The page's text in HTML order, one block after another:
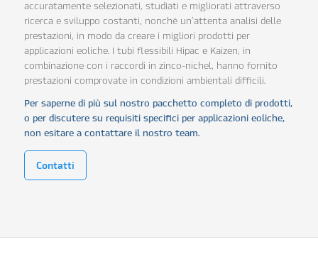
accuratamente selezionati, studiati e migliorati attraverso
ricerca e sviluppo costanti, nonché un’attenta analisi delle
prestazioni, in modo da creare i migliori prodotti per
applicazioni eoliche. I tubi flessibili Hipac e Kaizen, in
combinazione con i raccordi in zinco-nichel, hanno fornito
prestazioni comprovate in condizioni ambientali difficili.
Per saperne di più sul nostro pacchetto completo di prodotti,
o per discutere su requisiti specifici per applicazioni eoliche,
non esitare a contattare il nostro team.
Contatti